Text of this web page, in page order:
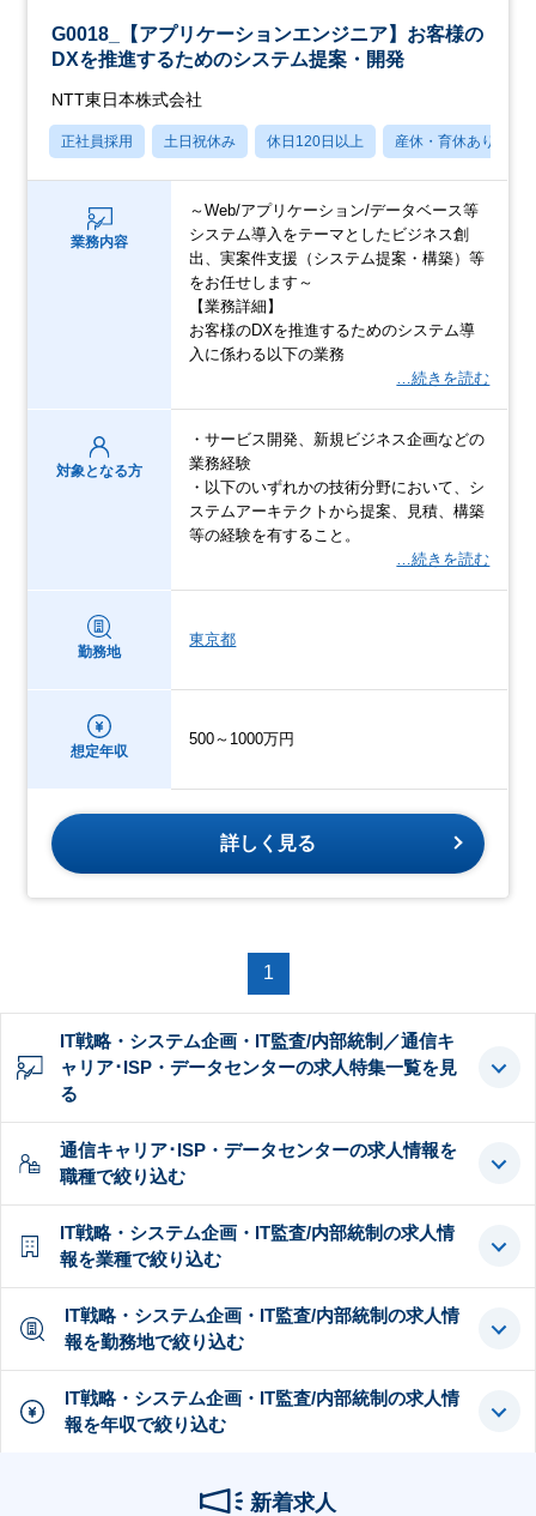
G0018_【アプリケーションエンジニア】お客様の
DXを推進するためのシステム提案・開発
NTT東日本株式会社
正社員採用 土日祝休み 休日120日以上 産休・育休あり
業務内容
～Web/アプリケーション/データベース等
システム導入をテーマとしたビジネス創
出、実案件支援（システム提案・構築）等
をお任せします～
【業務詳細】
お客様のDXを推進するためのシステム導
入に係わる以下の業務
…続きを読む
対象となる方
・サービス開発、新規ビジネス企画などの
業務経験
・以下のいずれかの技術分野において、シ
ステムアーキテクトから提案、見積、構築
等の経験を有すること。
…続きを読む
勤務地
東京都
想定年収
500～1000万円
詳しく見る
1
IT戦略・システム企画・IT監査/内部統制／通信キ
ャリア･ISP・データセンターの求人特集一覧を見
る
通信キャリア･ISP・データセンターの求人情報を
職種で絞り込む
IT戦略・システム企画・IT監査/内部統制の求人情
報を業種で絞り込む
IT戦略・システム企画・IT監査/内部統制の求人情
報を勤務地で絞り込む
IT戦略・システム企画・IT監査/内部統制の求人情
報を年収で絞り込む
新着求人